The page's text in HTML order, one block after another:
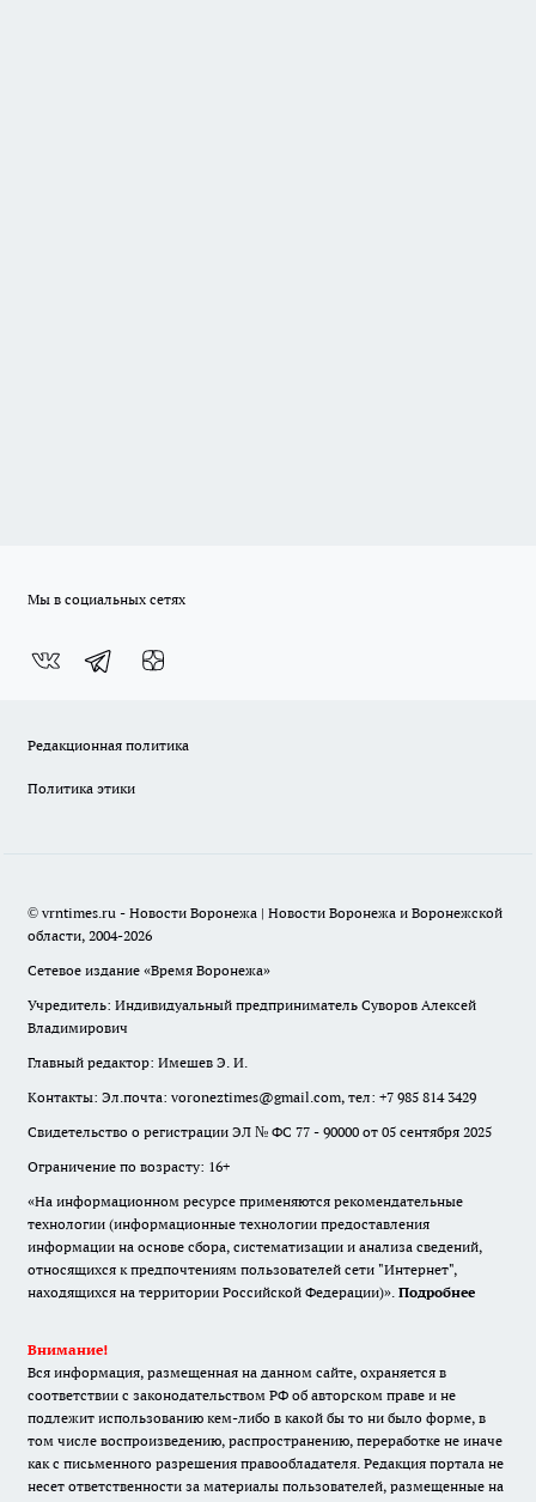
Мы в социальных сетях
Редакционная политика
Политика этики
© vrntimes.ru - Новости Воронежа | Новости Воронежа и Воронежской
области, 2004-2026
Сетевое издание «Время Воронежа»
Учредитель: Индивидуальный предприниматель Суворов Алексей
Владимирович
Главный редактор: Имешев Э. И.
Контакты: Эл.почта: voroneztimes@gmail.com, тел: +7 985 814 3429
Свидетельство о регистрации ЭЛ № ФС 77 - 90000 от 05 сентября 2025
Ограничение по возрасту: 16+
«На информационном ресурсе применяются рекомендательные
технологии (информационные технологии предоставления
информации на основе сбора, систематизации и анализа сведений,
относящихся к предпочтениям пользователей сети "Интернет",
находящихся на территории Российской Федерации)». Подробнее
Внимание!
Вся информация, размещенная на данном сайте, охраняется в
соответствии с законодательством РФ об авторском праве и не
подлежит использованию кем-либо в какой бы то ни было форме, в
том числе воспроизведению, распространению, переработке не иначе
как с письменного разрешения правообладателя. Редакция портала не
несет ответственности за материалы пользователей, размещенные на